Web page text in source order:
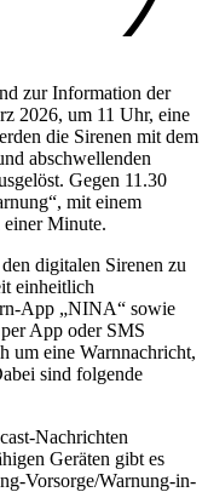
zur Information der
2026, um 11 Uhr, eine
die Sirenen mit dem
abschwellenden
Gegen 11.30
mit einem
Minute.
digitalen Sirenen zu
einheitlich
App „NINA“ sowie
App oder SMS
um eine Warnnachricht,
sind folgende
Nachrichten
Geräten gibt es
Vorsorge/Warnung-in-